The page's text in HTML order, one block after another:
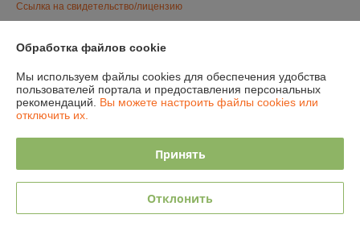
Ссылка на свидетельство/лицензию
Ссылка на свидетельство/лицензию
Ссылка на свидетельство/лицензию
Ссылка на свидетельство/лицензию
Ссылка на свидетельство/лицензию
Ссылка на свидетельство/лицензию
Местонахождение книги жалоб и предложений: ул. Орджоникидзе 16/1
Обработка файлов cookie
Мы используем файлы cookies для обеспечения удобства
пользователей портала и предоставления персональных
рекомендаций. Вы можете настроить файлы cookies или
отключить их.
Принять
Отклонить